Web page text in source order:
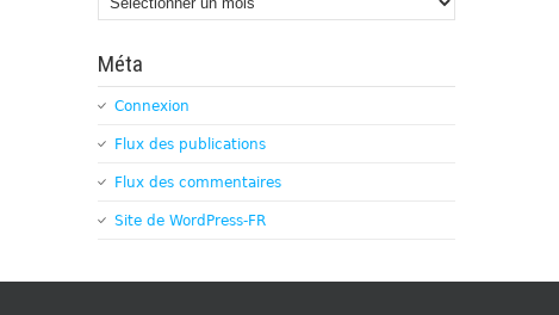
Méta
Connexion
Flux des publications
Flux des commentaires
Site de WordPress-FR